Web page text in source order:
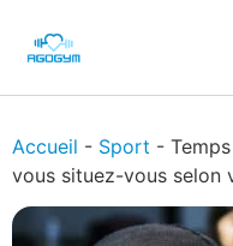
Accueil - Sport -
vous situez-vous selon